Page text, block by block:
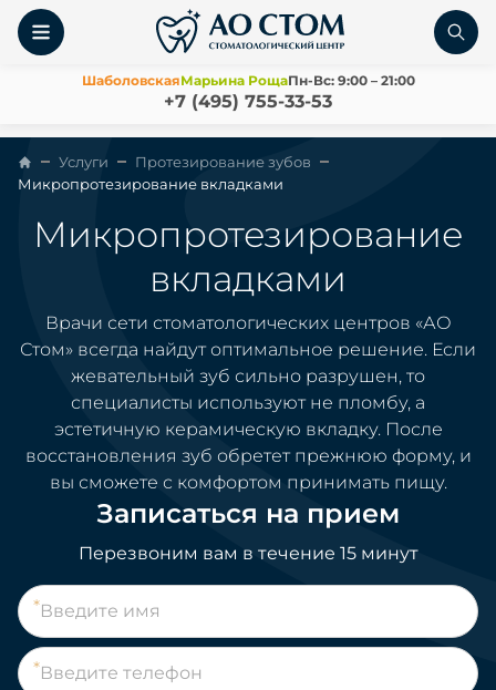
ШаболовскаяМарьина РощаПн-Вс: 9:00 – 21:00
+7 (495) 755-33-53
Услуги
Протезирование зубов
Микропротезирование вкладками
Микропротезирование
вкладками
Врачи сети стоматологических центров «АО
Стом» всегда найдут оптимальное решение. Если
жевательный зуб сильно разрушен, то
специалисты используют не пломбу, а
эстетичную керамическую вкладку. После
восстановления зуб обретет прежнюю форму, и
вы сможете с комфортом принимать пищу.
Записаться на прием
Перезвоним вам в течение 15 минут